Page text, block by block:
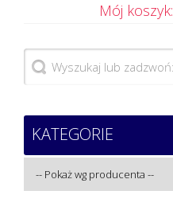
Mój koszyk:
KATEGORIE